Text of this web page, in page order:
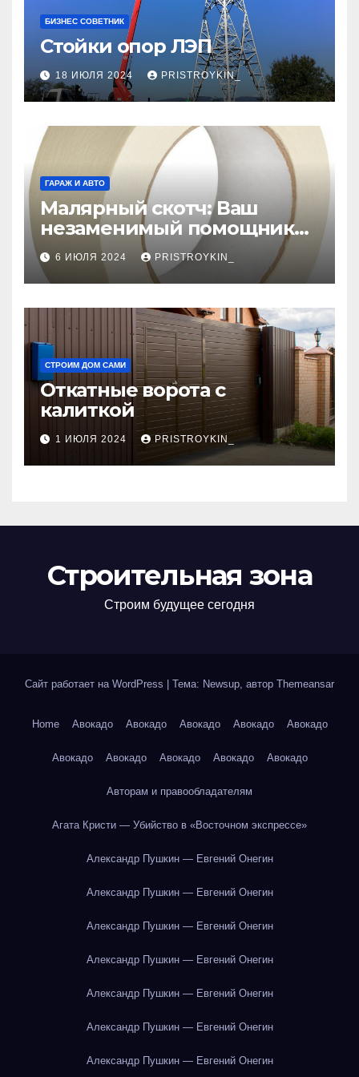
БИЗНЕС СОВЕТНИК
Стойки опор ЛЭП
18 ИЮЛЯ 2024 PRISTROYKIN_
ГАРАЖ И АВТО
Малярный скотч: Ваш
незаменимый помощник
при ремонтных работах
6 ИЮЛЯ 2024 PRISTROYKIN_
СТРОИМ ДОМ САМИ
Откатные ворота с
калиткой
1 ИЮЛЯ 2024 PRISTROYKIN_
Строительная зона
Строим будущее сегодня
Сайт работает на WordPress Тема: Newsup, автор Themeansar
Home Авокадо Авокадо Авокадо Авокадо Авокадо
Авокадо Авокадо Авокадо Авокадо Авокадо
Авторам и правообладателям
Агата Кристи — Убийство в «Восточном экспрессе»
Александр Пушкин — Евгений Онегин
Александр Пушкин — Евгений Онегин
Александр Пушкин — Евгений Онегин
Александр Пушкин — Евгений Онегин
Александр Пушкин — Евгений Онегин
Александр Пушкин — Евгений Онегин
Александр Пушкин — Евгений Онегин